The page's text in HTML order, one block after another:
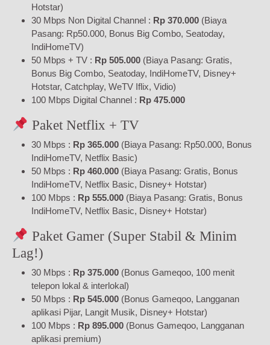
Hotstar)
30 Mbps Non Digital Channel : Rp 370.000 (Biaya
Pasang: Rp50.000, Bonus Big Combo, Seatoday,
IndiHomeTV)
50 Mbps + TV : Rp 505.000 (Biaya Pasang: Gratis,
Bonus Big Combo, Seatoday, IndiHomeTV, Disney+
Hotstar, Catchplay, WeTV Iflix, Vidio)
100 Mbps Digital Channel : Rp 475.000
Paket Netflix + TV
30 Mbps : Rp 365.000 (Biaya Pasang: Rp50.000, Bonus
IndiHomeTV, Netflix Basic)
50 Mbps : Rp 460.000 (Biaya Pasang: Gratis, Bonus
IndiHomeTV, Netflix Basic, Disney+ Hotstar)
100 Mbps : Rp 555.000 (Biaya Pasang: Gratis, Bonus
IndiHomeTV, Netflix Basic, Disney+ Hotstar)
Paket Gamer (Super Stabil & Minim
Lag!)
30 Mbps : Rp 375.000 (Bonus Gameqoo, 100 menit
telepon lokal & interlokal)
50 Mbps : Rp 545.000 (Bonus Gameqoo, Langganan
aplikasi Pijar, Langit Musik, Disney+ Hotstar)
100 Mbps : Rp 895.000 (Bonus Gameqoo, Langganan
aplikasi premium)